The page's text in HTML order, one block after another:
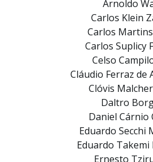
Arnoldo
Carlos Klein
Carlos
Carlos Suplicy
Celso
Cláudio Ferraz de
Clóvis
Daltro
Daniel Cárnio
Eduardo Secchi
Eduardo Takemi
Ernesto